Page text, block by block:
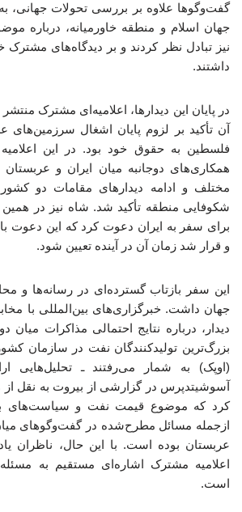
گفت‌وگوها علاوه بر بررسی تحولات جهانی،
جهان اسلام و منطقه خاورمیانه، درباره
نیز تبادل نظر کردند و بر دیدگاه‌های مشترک
داشتند.
در پایان این دیدارها، اعلامیه‌ای مشترک
آن تأکید بر لزوم پایان اشغال سرزمین‌های
فلسطین به حقوق خود بود. در این
همکاری‌های دوجانبه میان ایران و
مختلف و ادامه دیدارهای مقامات دو
شکوفایی منطقه تأکید شد. شاه نیز در
برای سفر به ایران دعوت کرد که این دعوت
و قرار شد زمان آن در آینده تعیین شود.
این سفر بازتاب گسترده‌ای در رسانه‌ها و
جهان داشت. خبرگزاری‌های بین‌المللی با
دیدار، درباره نتایج احتمالی مذاکرات میان
بزرگ‌ترین تولیدکنندگان نفت در سازمان
(اوپک) به شمار می‌رفتند ـ تحلیل‌هایی
آسوشیتدپرس در گزارشی از بیروت به نقل
کرد که موضوع قیمت نفت و سیاست‌های
ازجمله مسائل مطرح‌شده در گفت‌وگوهای
عربستان بوده است. با این حال، ناظران
اعلامیه مشترک اشاره‌ای مستقیم به
است.